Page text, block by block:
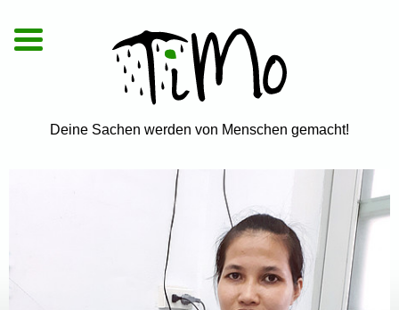
Deine Sachen werden von Menschen gemacht!